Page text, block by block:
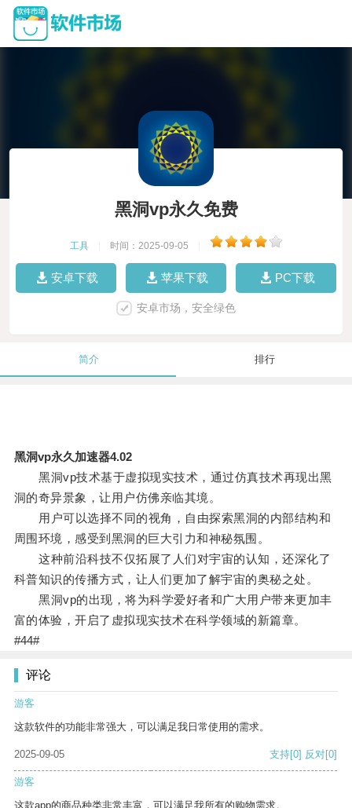
黑洞vp永久免费
工具 时间：2025-09-05
安卓下载 苹果下载 PC下载
安卓市场，安全绿色
简介 排行
黑洞vp永久加速器4.02
黑洞vp技术基于虚拟现实技术，通过仿真技术再现出黑
洞的奇异景象，让用户仿佛亲临其境。
用户可以选择不同的视角，自由探索黑洞的内部结构和
周围环境，感受到黑洞的巨大引力和神秘氛围。
这种前沿科技不仅拓展了人们对宇宙的认知，还深化了
科普知识的传播方式，让人们更加了解宇宙的奥秘之处。
黑洞vp的出现，将为科学爱好者和广大用户带来更加丰
富的体验，开启了虚拟现实技术在科学领域的新篇章。
#44#
评论
游客
这款软件的功能非常强大，可以满足我日常使用的需求。
2025-09-05 支持[0] 反对[0]
游客
这款app的商品种类非常丰富，可以满足我所有的购物需求。